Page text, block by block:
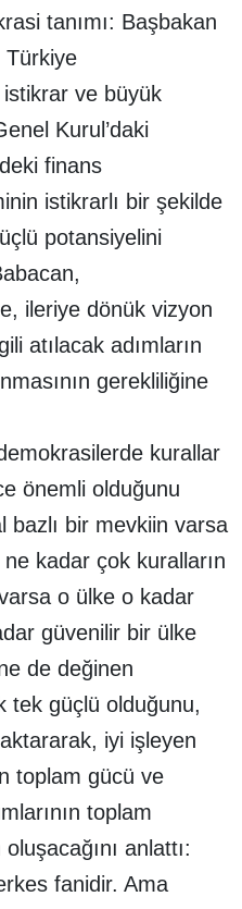
tanımı: Başbakan
Türkiye
ve büyük
Kurul’daki
finans
istikrarlı bir şekilde
potansiyelini
ileriye dönük vizyon
atılacak adımların
gerekliliğine
kurallar
önemli olduğunu
bazlı bir mevkiin varsa
kadar çok kuralların
o ülke o kadar
güvenilir bir ülke
de değinen
tek güçlü olduğunu,
iyi işleyen
toplam gücü ve
toplam
anlattı:
fanidir. Ama